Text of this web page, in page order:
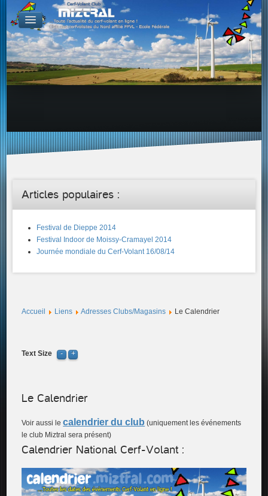
De par le monde
GALERIES
Galerie Photo
Galerie KAP
Galerie Vidéo
Proposer un lien sur votre site Web
Proposer un nouveau lien !
Articles populaires :
Festival de Dieppe 2014
Festival Indoor de Moissy-Cramayel 2014
Journée mondiale du Cerf-Volant 16/08/14
Accueil Liens Adresses Clubs/Magasins Le Calendrier
Text Size
Le Calendrier
Voir aussi lecalendrier du club (uniquement les événements
le club Miztral sera présent)
Calendrier National Cerf-Volant :